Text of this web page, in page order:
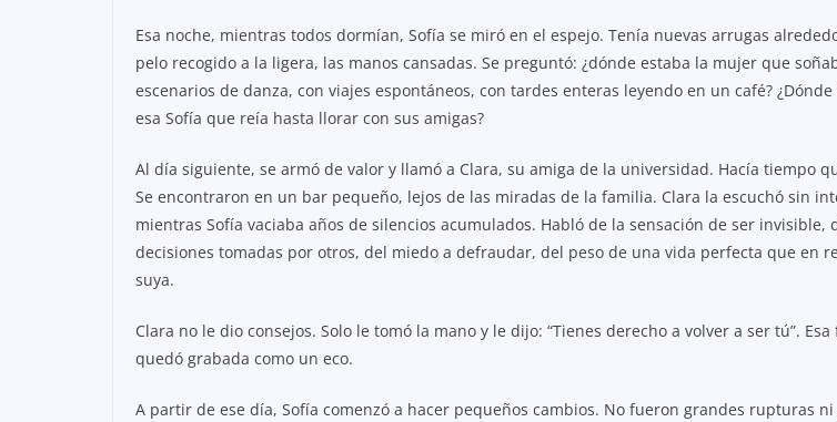
Esa noche, mientras todos dormían, Sofía se miró en el espejo. Tenía nuevas arrugas
pelo recogido a la ligera, las manos cansadas. Se preguntó: ¿dónde estaba la mujer que
escenarios de danza, con viajes espontáneos, con tardes enteras leyendo en un café?
esa Sofía que reía hasta llorar con sus amigas?
Al día siguiente, se armó de valor y llamó a Clara, su amiga de la universidad. Hacía tiempo
Se encontraron en un bar pequeño, lejos de las miradas de la familia. Clara la escuchó sin
mientras Sofía vaciaba años de silencios acumulados. Habló de la sensación de ser invisible,
decisiones tomadas por otros, del miedo a defraudar, del peso de una vida perfecta que en
suya.
Clara no le dio consejos. Solo le tomó la mano y le dijo: “Tienes derecho a volver a ser tú”. Esa
quedó grabada como un eco.
A partir de ese día, Sofía comenzó a hacer pequeños cambios. No fueron grandes rupturas ni